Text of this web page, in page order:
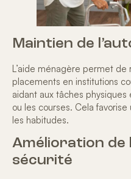
Maintien de
L’aide ménagère permet
placements en institutions
aidant aux tâches
ou les courses. Cela favorise
les habitudes.
Amélioration de
sécurité